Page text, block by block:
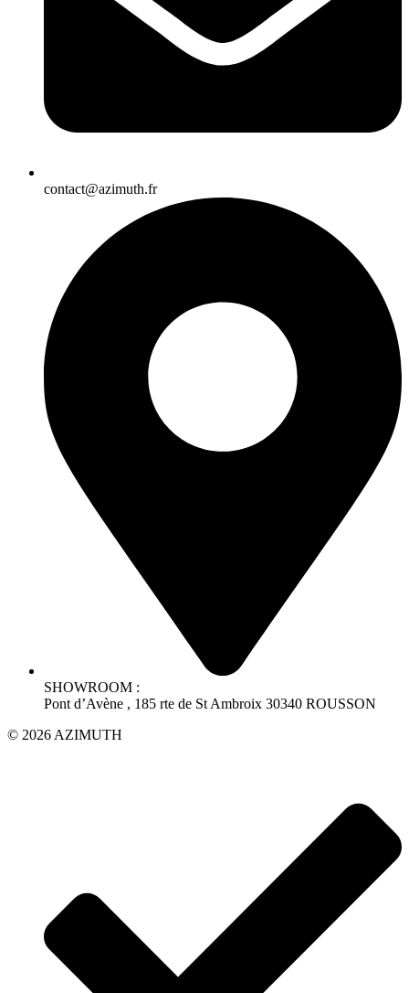
contact@azimuth.fr
SHOWROOM :
Pont d’Avène , 185 rte de St Ambroix 30340 ROUSSON
© 2026 AZIMUTH